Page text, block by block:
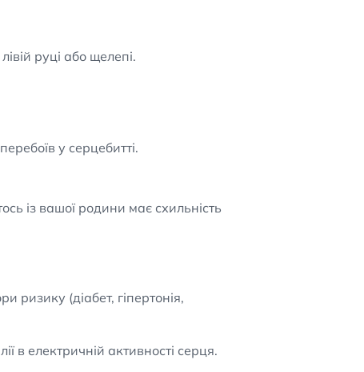
руці або щелепі.
у серцебитті.
із вашої родини має схильність
ризику (діабет, гіпертонія,
в електричній активності серця.